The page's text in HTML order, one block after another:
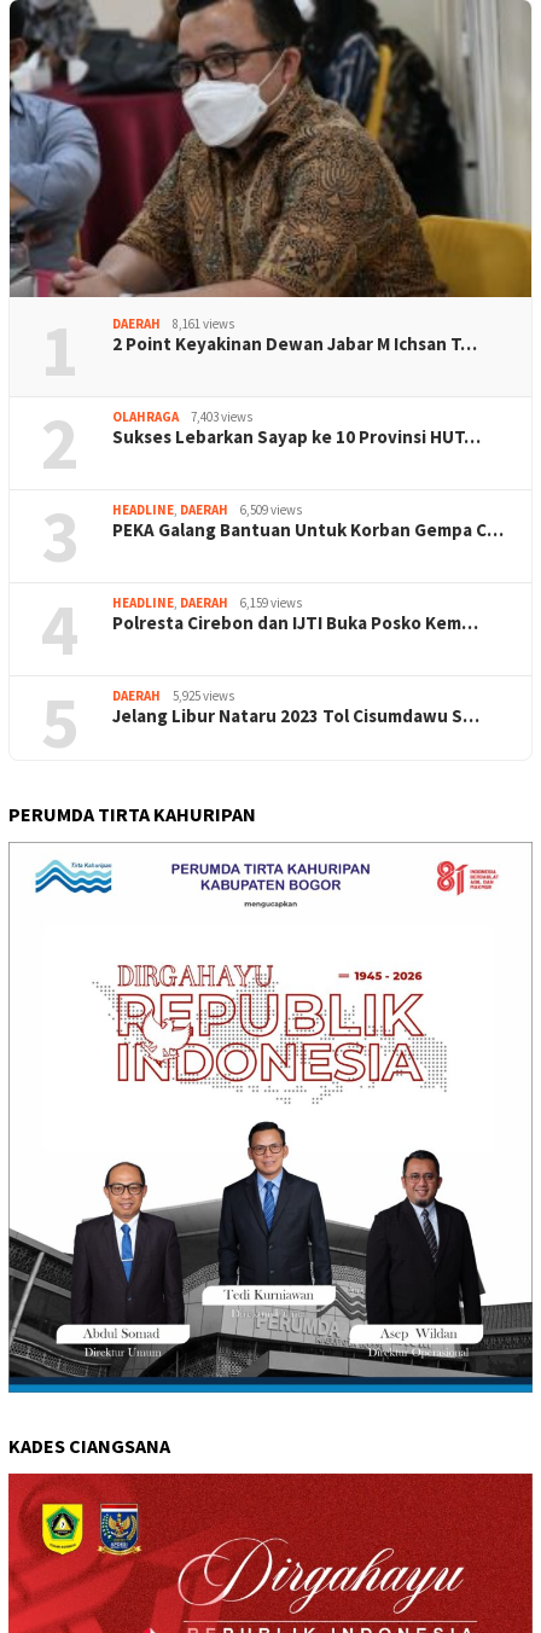
1 DAERAH 8,161 views
2 Point Keyakinan Dewan Jabar M Ichsan T…
2 OLAHRAGA 7,403 views
Sukses Lebarkan Sayap ke 10 Provinsi HUT…
3 HEADLINE DAERAH 6,509 views
PEKA Galang Bantuan Untuk Korban Gempa C…
4 HEADLINE DAERAH 6,159 views
Polresta Cirebon dan IJTI Buka Posko Kem…
5 DAERAH 5,925 views
Jelang Libur Nataru 2023 Tol Cisumdawu S…
PERUMDA TIRTA KAHURIPAN
KADES CIANGSANA